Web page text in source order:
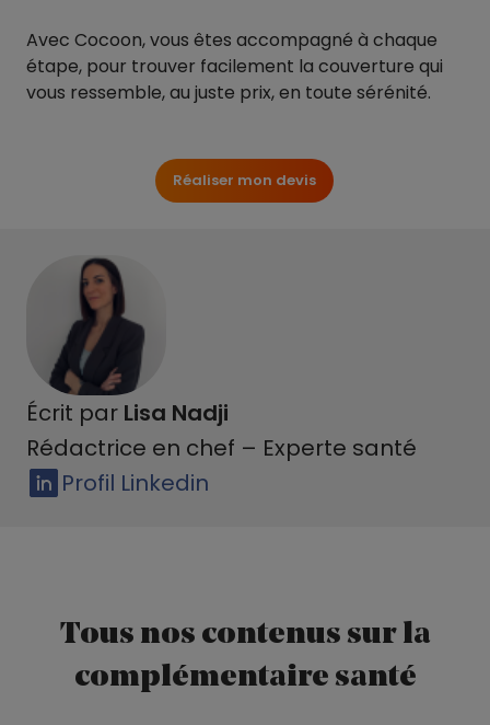
Avec Cocoon, vous êtes accompagné à chaque
étape, pour trouver facilement la couverture qui
vous ressemble, au juste prix, en toute sérénité.
Réaliser mon devis
Écrit par Lisa Nadji
Rédactrice en chef – Experte santé
Profil Linkedin
Tous nos contenus sur la
complémentaire santé